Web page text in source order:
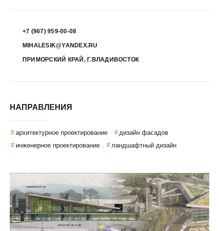
+7 (967) 959-00-08
MIHALESIK@YANDEX.RU
ПРИМОРСКИЙ КРАЙ, Г.ВЛАДИВОСТОК
НАПРАВЛЕНИЯ
архитектурное проектирование
дизайн фасадов
инженерное проектирование
ландшафтный дизайн